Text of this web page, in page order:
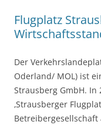
Flugplatz
Der
Oderland/ MOL) ist
Strausberg GmbH.
‚Strausberger